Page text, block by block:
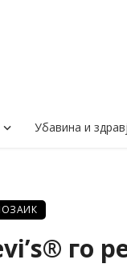
Убавина и
го